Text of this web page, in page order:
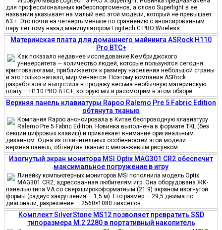
для профессиональных киберспортсменов, а слово Superlight в ее
названии указывает на малый вес этой модели, который не превышает
63 г. Это почти на четверть меньше по сравнению с анонсированным
пару лет тому назад манипулятором Logitech G PRO Wireless
Материнская плата для домашнего майнинга ASRock H110
Pro BTC+
Как показало недавнее исследование Кембриджского
университета — количество людей, которые пользуются сегодня
криптовалютами, приближается к размеру населения небольшой страны
и это только начало, мир меняется. Поэтому компания ASRock
разработала и выпустила в продажу весьма необычную материнскую
плату — H110 PRO BTC+, которую мы и рассмотрим в этом обзоре
Верхняя панель клавиатуры Rapoo Ralemo Pre 5 Fabric Edition
обтянута тканью
Компания Rapoo анонсировала в Китае беспроводную клавиатуру
Ralemo Pre 5 Fabric Edition. Новинка выполнена в формате TKL (без
секции цифровых клавиш) и привлекает внимание оригинальным
дизайном. Одна из отличительных особенностей этой модели —
верхняя панель, обтянутая тканью с меланжевым рисунком
Изогнутый экран монитора MSI Optix MAG301 CR2 обеспечит
максимальное погружение в игру
Линейку компьютерных мониторов MSI пополнила модель Optix
MAG301 CR2, адресованная любителям игр. Она оборудована ЖК-
панелью типа VA со сверхширокоформатным (21:9) экраном изогнутой
формы (радиус закругления — 1,5 м). Его размер — 29,5 дюйма по
диагонали, разрешение — 2560×1080 пикселов
Комплект SilverStone MS12 позволяет превратить SSD
типоразмера M.2 2280 в портативный накопитель